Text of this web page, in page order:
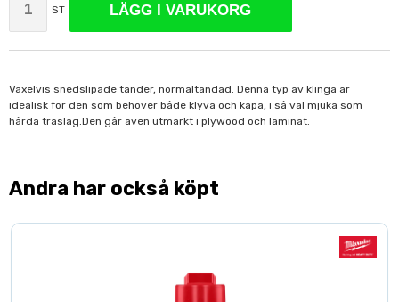
ST LÄGG I VARUKORG
Växelvis snedslipade tänder, normaltandad. Denna typ av klinga är
idealisk för den som behöver både klyva och kapa, i så väl mjuka som
hårda träslag.Den går även utmärkt i plywood och laminat.
Andra har också köpt